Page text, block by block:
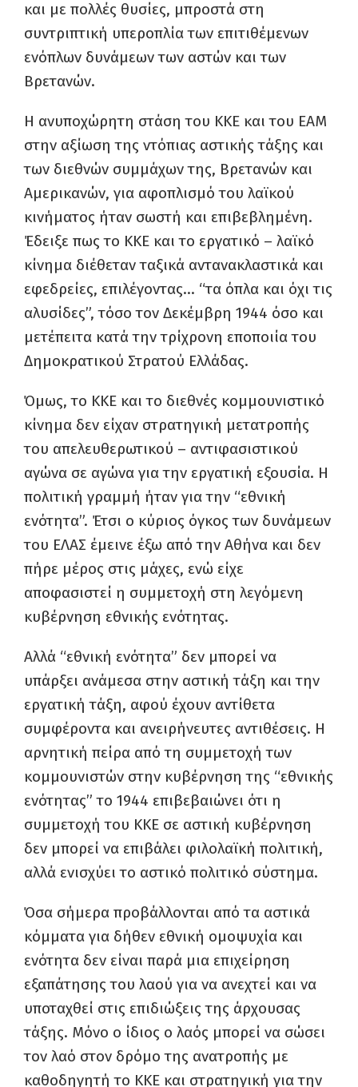
και με πολλές θυσίες, μπροστά στη
συντριπτική υπεροπλία των επιτιθέμενων
ενόπλων δυνάμεων των αστών και των
Βρετανών.
Η ανυποχώρητη στάση του ΚΚΕ και του ΕΑΜ
στην αξίωση της ντόπιας αστικής τάξης και
των διεθνών συμμάχων της, Βρετανών και
Αμερικανών, για αφοπλισμό του λαϊκού
κινήματος ήταν σωστή και επιβεβλημένη.
Έδειξε πως το ΚΚΕ και το εργατικό – λαϊκό
κίνημα διέθεταν ταξικά αντανακλαστικά και
εφεδρείες, επιλέγοντας… “τα όπλα και όχι τις
αλυσίδες”, τόσο τον Δεκέμβρη 1944 όσο και
μετέπειτα κατά την τρίχρονη εποποιία του
Δημοκρατικού Στρατού Ελλάδας.
Όμως, το ΚΚΕ και το διεθνές κομμουνιστικό
κίνημα δεν είχαν στρατηγική μετατροπής
του απελευθερωτικού – αντιφασιστικού
αγώνα σε αγώνα για την εργατική εξουσία. Η
πολιτική γραμμή ήταν για την “εθνική
ενότητα”. Έτσι ο κύριος όγκος των δυνάμεων
του ΕΛΑΣ έμεινε έξω από την Αθήνα και δεν
πήρε μέρος στις μάχες, ενώ είχε
αποφασιστεί η συμμετοχή στη λεγόμενη
κυβέρνηση εθνικής ενότητας.
Αλλά “εθνική ενότητα” δεν μπορεί να
υπάρξει ανάμεσα στην αστική τάξη και την
εργατική τάξη, αφού έχουν αντίθετα
συμφέροντα και ανειρήνευτες αντιθέσεις. Η
αρνητική πείρα από τη συμμετοχή των
κομμουνιστών στην κυβέρνηση της “εθνικής
ενότητας” το 1944 επιβεβαιώνει ότι η
συμμετοχή του ΚΚΕ σε αστική κυβέρνηση
δεν μπορεί να επιβάλει φιλολαϊκή πολιτική,
αλλά ενισχύει το αστικό πολιτικό σύστημα.
Όσα σήμερα προβάλλονται από τα αστικά
κόμματα για δήθεν εθνική ομοψυχία και
ενότητα δεν είναι παρά μια επιχείρηση
εξαπάτησης του λαού για να ανεχτεί και να
υποταχθεί στις επιδιώξεις της άρχουσας
τάξης. Μόνο ο ίδιος ο λαός μπορεί να σώσει
τον λαό στον δρόμο της ανατροπής με
καθοδηγητή το ΚΚΕ και στρατηγική για την